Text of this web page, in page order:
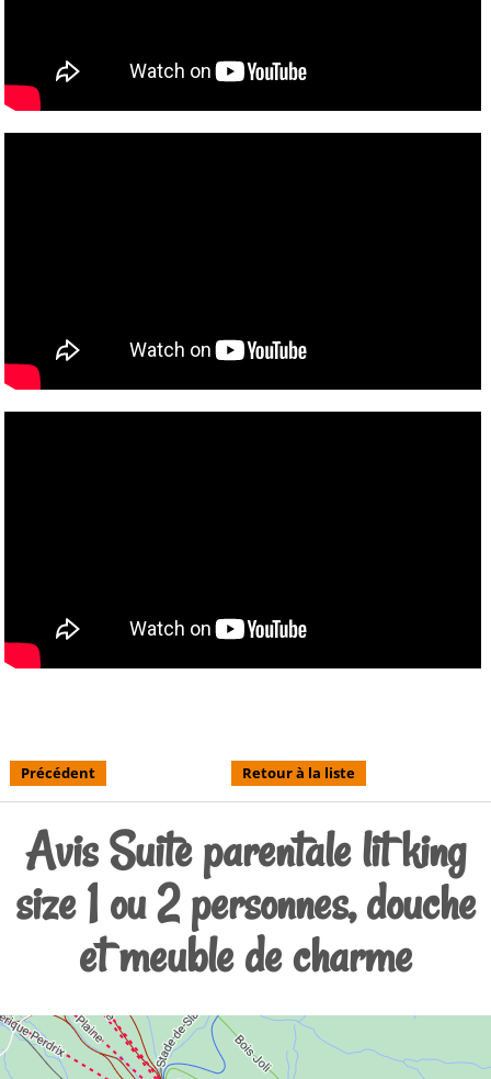
Précédent Retour à la liste
Avis Suite parentale lit king
size 1 ou 2 personnes, douche
et meuble de charme